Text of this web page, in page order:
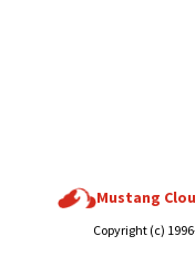
Mustang
Copyright (c)